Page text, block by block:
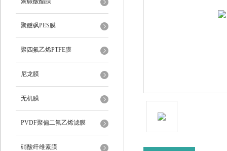
聚醚砜PES膜
聚四氟乙烯PTFE膜
尼龙膜
无机膜
PVDF聚偏二氟乙烯滤膜
硝酸纤维素膜